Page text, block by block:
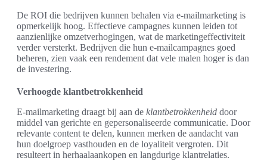
De ROI die bedrijven kunnen behalen via e-mailmarketing is
opmerkelijk hoog. Effectieve campagnes kunnen leiden tot
aanzienlijke omzetverhogingen, wat de marketingeffectiviteit
verder versterkt. Bedrijven die hun e-mailcampagnes goed
beheren, zien vaak een rendement dat vele malen hoger is dan
de investering.
Verhoogde klantbetrokkenheid
E-mailmarketing draagt bij aan de klantbetrokkenheid door
middel van gerichte en gepersonaliseerde communicatie. Door
relevante content te delen, kunnen merken de aandacht van
hun doelgroep vasthouden en de loyaliteit vergroten. Dit
resulteert in herhaalaankopen en langdurige klantrelaties.